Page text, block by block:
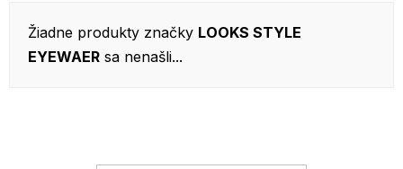
Žiadne produkty značky LOOKS STYLE
EYEWAER sa nenašli...